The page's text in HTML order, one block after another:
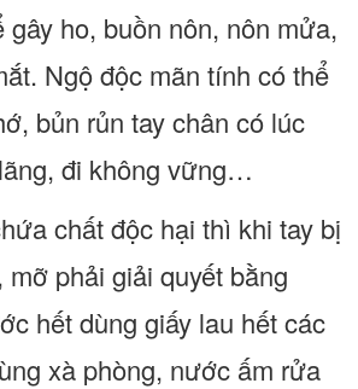
gây ho, buồn nôn, nôn mửa,
Ngộ độc mãn tính có thể
bủn rủn tay chân có lúc
đi không vững…
chất độc hại thì khi tay bị
mỡ phải giải quyết bằng
hết dùng giấy lau hết các
xà phòng, nước ấm rửa